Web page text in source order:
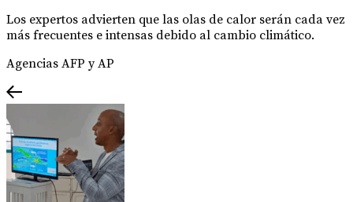
Los expertos advierten que las olas de calor serán cada vez
más frecuentes e intensas debido al cambio climático.
Agencias AFP y AP